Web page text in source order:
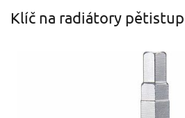
Klíč na radiátory